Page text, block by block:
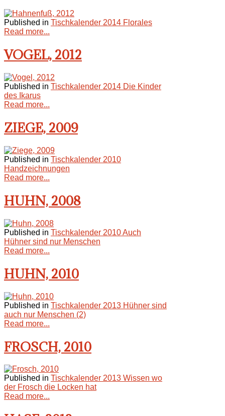
Published in Tischkalender 2014 Florales
Read more...
VOGEL, 2012
Published in Tischkalender 2014 Die Kinder
des Ikarus
Read more...
ZIEGE, 2009
Published in Tischkalender 2010
Handzeichnungen
Read more...
HUHN, 2008
Published in Tischkalender 2010 Auch
Hühner sind nur Menschen
Read more...
HUHN, 2010
Published in Tischkalender 2013 Hühner sind
auch nur Menschen (2)
Read more...
FROSCH, 2010
Published in Tischkalender 2013 Wissen wo
der Frosch die Locken hat
Read more...